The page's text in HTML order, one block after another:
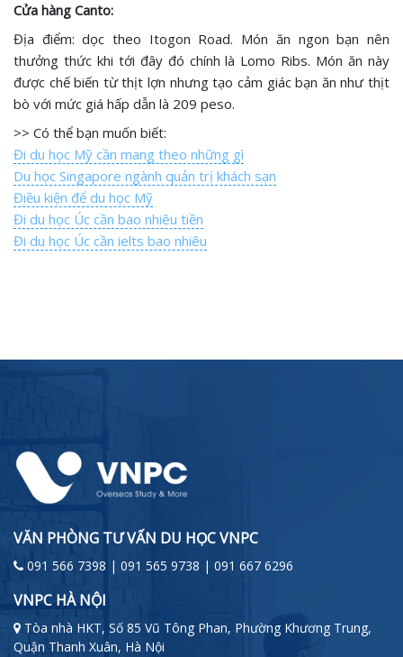
Cửa hàng Canto:
Địa điểm: dọc theo Itogon Road. Món ăn ngon bạn nên
thưởng thức khi tới đây đó chính là Lomo Ribs. Món ăn này
được chế biến từ thịt lợn nhưng tạo cảm giác bạn ăn như thịt
bò với mức giá hấp dẫn là 209 peso.
>> Có thể bạn muốn biết:
Đi du học Mỹ cần mang theo những gì
Du học Singapore ngành quản trị khách sạn
Điều kiện để du học Mỹ
Đi du học Úc cần bao nhiêu tiền
Đi du học Úc cần ielts bao nhiêu
VĂN PHÒNG TƯ VẤN DU HỌC VNPC
091 566 7398 | 091 565 9738 | 091 667 6296
VNPC HÀ NỘI
Tòa nhà HKT, Số 85 Vũ Tông Phan, Phường Khương Trung,
Quận Thanh Xuân, Hà Nội